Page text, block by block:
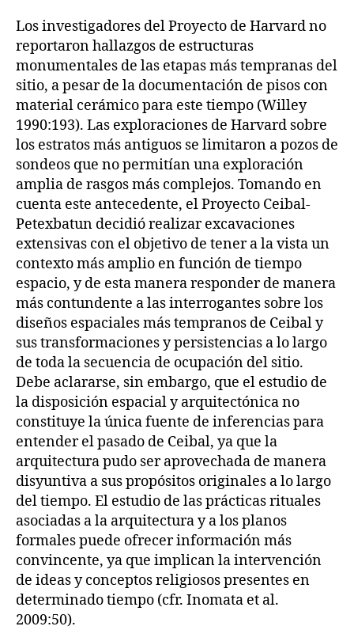
Los investigadores del Proyecto de Harvard no
reportaron hallazgos de estructuras
monumentales de las etapas más tempranas del
sitio, a pesar de la documentación de pisos con
material cerámico para este tiempo (Willey
1990:193). Las exploraciones de Harvard sobre
los estratos más antiguos se limitaron a pozos de
sondeos que no permitían una exploración
amplia de rasgos más complejos. Tomando en
cuenta este antecedente, el Proyecto Ceibal-
Petexbatun decidió realizar excavaciones
extensivas con el objetivo de tener a la vista un
contexto más amplio en función de tiempo
espacio, y de esta manera responder de manera
más contundente a las interrogantes sobre los
diseños espaciales más tempranos de Ceibal y
sus transformaciones y persistencias a lo largo
de toda la secuencia de ocupación del sitio.
Debe aclararse, sin embargo, que el estudio de
la disposición espacial y arquitectónica no
constituye la única fuente de inferencias para
entender el pasado de Ceibal, ya que la
arquitectura pudo ser aprovechada de manera
disyuntiva a sus propósitos originales a lo largo
del tiempo. El estudio de las prácticas rituales
asociadas a la arquitectura y a los planos
formales puede ofrecer información más
convincente, ya que implican la intervención
de ideas y conceptos religiosos presentes en
determinado tiempo (cfr. Inomata et al.
2009:50).